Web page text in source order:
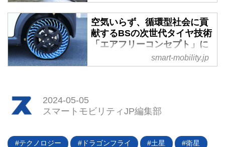
の与圧ローバとはトヨタ主導で開
発が進む “ルナクルーザー
（LUNAR CRUSER）”のこと。
つまり、ルナクルーザーが月面を
走ることが正式に決定した。自動
開発ベンチャー企業である株式会
社ダイモンは、月面探査車
「YAOKI」をベースにした「天井
裏点検ロボット」の開発をスター
トさせたと発表した。2024年内
空気いらず、循環型社会に貢
献するBSの次世代タイヤ技術
「エアフリーコンセプト」に
初試乗 - スマートモビリティ
JP
トン（BS）が開発した「エアフ
リーコンセプト」だ。空気を入れ
がらパンクすることもない。そん
smart-mobility.jp
2024-05-05
スマートモビリティJP編集部
テクノロジー ドラゴンフライ 土星 衛星